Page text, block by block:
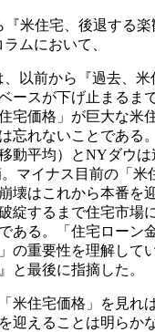
『米住宅、後退する
ムにおいて、
、以前から『過去、
ースが下げ止まるま
宅価格」が巨大な米
忘れないことである
動平均）とNYダウは
マイナス目前の「米
壊はこれから本番を
綻するまで住宅市場
ある。「住宅ローン
の重要性を理解して
と最後に指摘した。
米住宅価格」を見れ
迎えることは明らか